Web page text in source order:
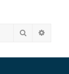
Rechercher